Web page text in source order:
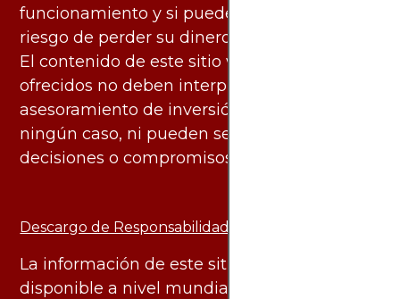
funcionamiento y si puede asumir el alto
riesgo de perder su dinero.
El contenido de este sitio web y los servicios
ofrecidos no deben interpretarse como
asesoramiento de inversión ni financiero en
ningún caso, ni pueden servir de base para
decisiones o compromisos de ningún tipo.
Descargo de Responsabilidad:
La información de este sitio web está
disponible a nivel mundial. Sin embargo, los